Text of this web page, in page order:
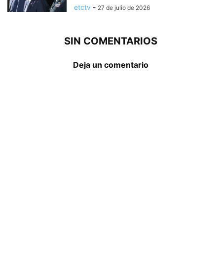
etctv - 27 de julio de 2026
SIN COMENTARIOS
Deja un comentario